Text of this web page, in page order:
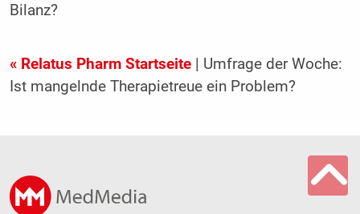
Bilanz?
« Relatus Pharm Startseite| Umfrage der Woche:
Ist mangelnde Therapietreue ein Problem?